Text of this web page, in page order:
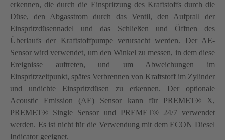
erkennen, die durch die Einspritzung des Kraftstoffs durch die
Düse, den Abgasstrom durch das Ventil, den Aufprall der
Einspritzdüsennadel und das Schließen und Öffnen des
Überlaufs der Kraftstoffpumpe verursacht werden. Der AE-
Sensor wird verwendet, um den Winkel zu messen, in dem diese
Ereignisse auftreten, und um Abweichungen im
Einspritzzeitpunkt, spätes Verbrennen von Kraftstoff im Zylinder
und undichte Einspritzdüsen zu erkennen. Der optionale
Acoustic Emission (AE) Sensor kann für PREMET® X,
PREMET® Single Sensor und PREMET® 24/7 verwendet
werden. Es ist nicht für die Verwendung mit dem ECON Diesel
Indicator geeignet.